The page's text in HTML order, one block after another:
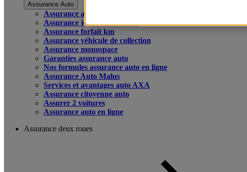
Assurance Auto
Assurance auto
Assurance jeune conducteur
Assurance forfait km
Assurance véhicule de collection
Assurance monospace
Garanties assurance auto
Nos formules assurance auto en ligne
Assurance Auto Malus
Services et avantages auto AXA
Assurance citoyenne auto
Assurer 2 voitures
Assurance auto en ligne
Assurance deux roues